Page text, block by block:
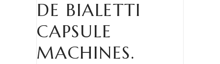
DE BIALETTI
CAPSULE
MACHINES.